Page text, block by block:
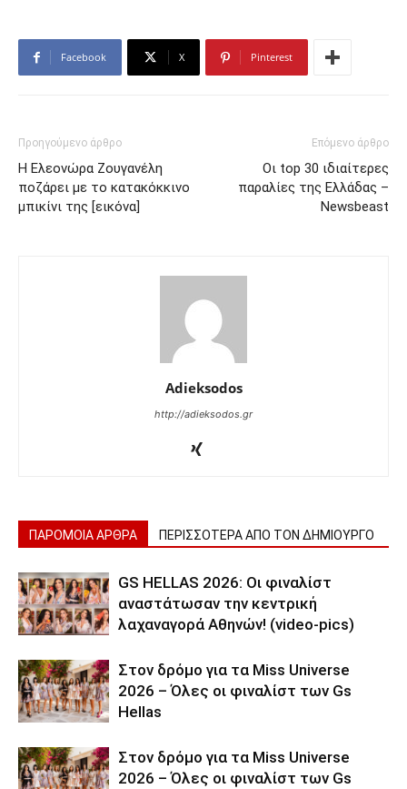
Facebook X Pinterest
Προηγούμενο άρθρο
Η Ελεονώρα Ζουγανέλη
ποζάρει με το κατακόκκινο
μπικίνι της [εικόνα]
Επόμενο άρθρο
Οι top 30 ιδιαίτερες
παραλίες της Ελλάδας –
Newsbeast
Adieksodos
http://adieksodos.gr
ΠΑΡΟΜΟΙΑ ΑΡΘΡΑ ΠΕΡΙΣΣΟΤΕΡΑ ΑΠΟ ΤΟΝ ΔΗΜΙΟΥΡΓΟ
GS HELLAS 2026: Οι φιναλίστ
αναστάτωσαν την κεντρική
λαχαναγορά Αθηνών! (video-pics)
Στον δρόμο για τα Miss Universe
2026 – Όλες οι φιναλίστ των Gs
Hellas
Στον δρόμο για τα Miss Universe
2026 – Όλες οι φιναλίστ των Gs